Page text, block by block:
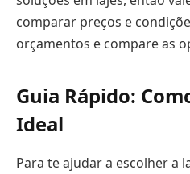
comparar preços e
orçamentos e compare as
Guia Rápido:
Ideal
Para te ajudar a escolher a